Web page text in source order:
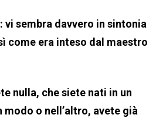
sembra davvero in sintonia
come era inteso dal maestro
nulla, che siete nati in un
o nell’altro, avete già